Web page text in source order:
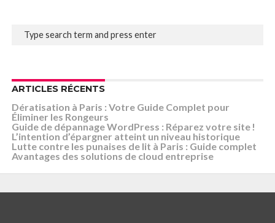
ARTICLES RÉCENTS
Dératisation à Paris : Votre Guide Complet pour
Éliminer les Rongeurs
Guide de dépannage WordPress : Réparez votre site !
L’intention d’épargner atteint un niveau historique
Lutte contre les punaises de lit à Paris : Guide complet
Avantages des solutions de cloud entreprise